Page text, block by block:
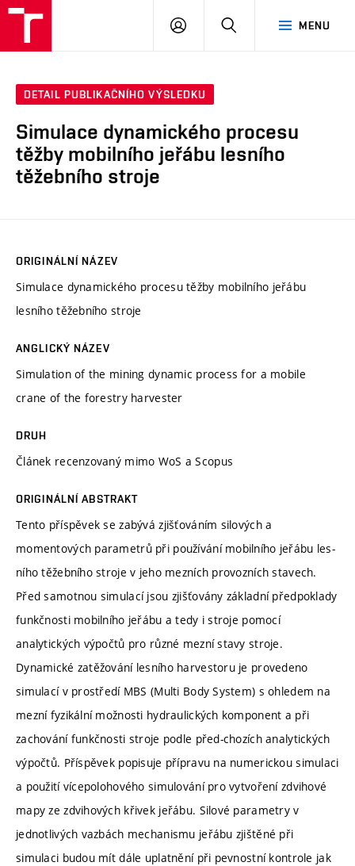
MENU
PŘIHLÁSIT
DETAIL PUBLIKAČNÍHO VÝSLEDKU
Simulace dynamického procesu
těžby mobilního jeřábu lesního
těžebního stroje
ORIGINÁLNÍ NÁZEV
Simulace dynamického procesu těžby mobilního jeřábu
lesního těžebního stroje
ANGLICKÝ NÁZEV
Simulation of the mining dynamic process for a mobile
crane of the forestry harvester
DRUH
Článek recenzovaný mimo WoS a Scopus
ORIGINÁLNÍ ABSTRAKT
Tento příspěvek se zabývá zjišťováním silových a
momentových parametrů při používání mobilního jeřábu les-
ního těžebního stroje v jeho mezních provozních stavech.
Před samotnou simulací jsou zjišťovány základní předpoklady
funkčnosti mobilního jeřábu a tedy i stroje pomocí
analytických výpočtů pro různé mezní stavy stroje.
Dynamické zatěžování lesního harvestoru je provedeno
simulací v prostředí MBS (Multi Body System) s ohledem na
mezní fyzikální možnosti hydraulických komponent a při
zachování funkčnosti stroje podle před-chozích analytických
výpočtů. Příspěvek popisuje přípravu na numerickou simulaci
a použití vícepolohového simulování pro vytvoření zdvihové
mapy ze zdvihových křivek jeřábu. Silové parametry v
jednotlivých vazbách mechanismu jeřábu zjištěné při
simulaci budou mít dále uplatnění při pevnostní kontrole jak